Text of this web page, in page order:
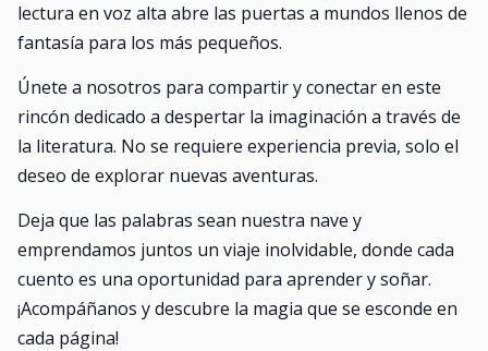
lectura en voz alta abre las puertas a mundos llenos de
fantasía para los más pequeños.
Únete a nosotros para compartir y conectar en este
rincón dedicado a despertar la imaginación a través de
la literatura. No se requiere experiencia previa, solo el
deseo de explorar nuevas aventuras.
Deja que las palabras sean nuestra nave y
emprendamos juntos un viaje inolvidable, donde cada
cuento es una oportunidad para aprender y soñar.
¡Acompáñanos y descubre la magia que se esconde en
cada página!